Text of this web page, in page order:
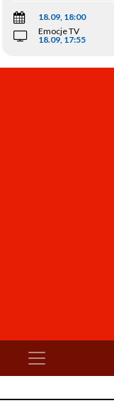
18.09, 18:00
Emocje TV
18.09, 17:55